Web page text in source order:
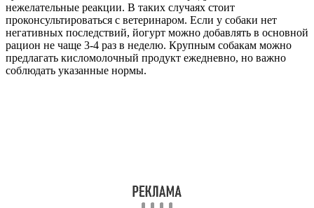
нежелательные реакции. В таких случаях стоит
проконсультироваться с ветеринаром. Если у собаки нет
негативных последствий, йогурт можно добавлять в основной
рацион не чаще 3-4 раз в неделю. Крупным собакам можно
предлагать кисломолочный продукт ежедневно, но важно
соблюдать указанные нормы.